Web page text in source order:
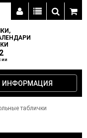
ИНФОРМАЦИЯ
таблички